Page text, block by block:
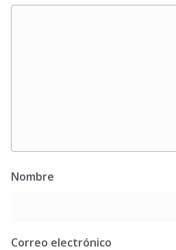
Nombre
Correo electrónico